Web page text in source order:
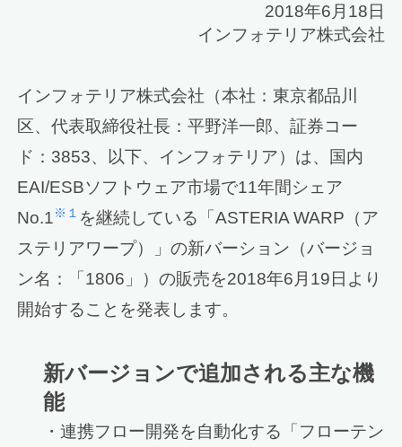
2018年6月18日
インフォテリア株式会社
インフォテリア株式会社（本社：東京都品川
区、代表取締役社長：平野洋一郎、証券コー
ド：3853、以下、インフォテリア）は、国内
EAI/ESBソフトウェア市場で11年間シェア
No.1※１ を継続している「ASTERIA WARP（ア
ステリアワープ）」の新バーション（バージョ
ン名：「1806」）の販売を2018年6月19日より
開始することを発表します。
新バージョンで追加される主な機
能
・連携フロー開発を自動化する「フローテン